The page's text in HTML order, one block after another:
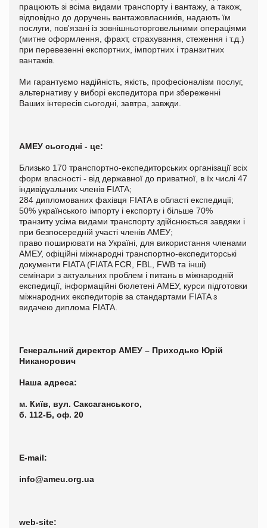
працюють зі всіма видами транспорту і вантажу, а також,
відповідно до доручень вантажовласників, надають їм
послуги, пов'язані із зовнішньоторговельними операціями
(митне оформлення, фрахт, страхування, стеження і т.д.)
при перевезенні експортних, імпортних і транзитних
вантажів.
Ми гарантуємо надійність, якість, професіоналізм послуг,
альтернативу у виборі експедитора при збереженні
Ваших інтересів сьогодні, завтра, завжди.
АМЕУ сьогодні - це:
Близько 170 транспортно-експедиторських організації всіх
форм власності - від державної до приватної, в їх числі 47
індивідуальних членів FIATA;
284 дипломованих фахівця FIATA в області експедиції;
50% українського імпорту і експорту і більше 70%
транзиту усіма видами транспорту здійснюється завдяки і
при безпосередній участі членів АМЕУ;
право поширювати на Україні, для використання членами
АМЕУ, офіційні міжнародні транспортно-експедиторські
документи FIATA (FIATA FCR, FBL, FWB та інші)
семінари з актуальних проблем і питань в міжнародній
експедиції, інформаційні бюлетені АМЕУ, курси підготовки
міжнародних експедиторів за стандартами FIATA з
видачею диплома FIATA.
Генеральний директор АМЕУ – Приходько Юрій
Никанорович
Наша адреса:
м. Київ, вул. Саксаганського,
б. 112-Б, оф. 20
E-mail:
info@ameu.org.ua
web-site: